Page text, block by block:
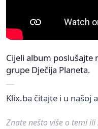
Cijeli album poslušajte
grupe Dječija Planeta.
Klix.ba čitajte i u našoj
Znate nešto više o temi